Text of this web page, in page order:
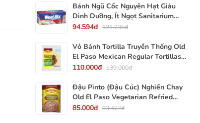
Bánh Ngũ Cốc Nguyên Hạt Giàu
Dinh Dưỡng, Ít Ngọt Sanitarium
Weet-Bix, Hộp 375g
94.594đ 121.235đ
Vỏ Bánh Tortilla Truyền Thống Old
El Paso Mexican Regular Tortillas
Flour, Gói 240g (Gói 6 Vỏ)
110.000đ 139.000đ
Đậu Pinto (Đậu Cúc) Nghiền Chay
Old El Paso Vegetarian Refried
Beans, Lon 453g (16 Oz.) 1 Lb.
85.000đ 93.427đ